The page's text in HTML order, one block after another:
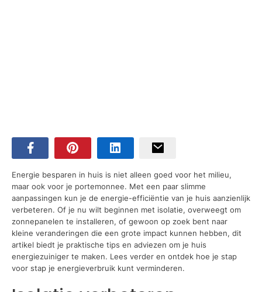
Energie besparen in huis is niet alleen goed voor het milieu,
maar ook voor je portemonnee. Met een paar slimme
aanpassingen kun je de energie-efficiëntie van je huis aanzienlijk
verbeteren. Of je nu wilt beginnen met isolatie, overweegt om
zonnepanelen te installeren, of gewoon op zoek bent naar
kleine veranderingen die een grote impact kunnen hebben, dit
artikel biedt je praktische tips en adviezen om je huis
energiezuiniger te maken. Lees verder en ontdek hoe je stap
voor stap je energieverbruik kunt verminderen.